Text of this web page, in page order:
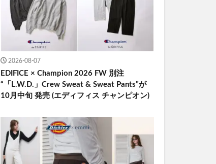
2026-08-07
EDIFICE × Champion 2026 FW 別注
“「L.W.D.」Crew Sweat & Sweat Pants”が
10月中旬 発売 (エディフィス チャンピオン)